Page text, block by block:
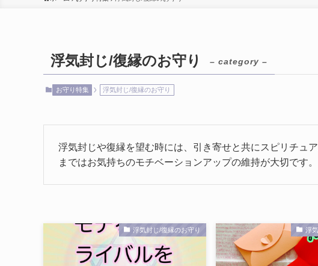
浮気封じ/復縁のお守り – category –
お守り特集 浮気封じ/復縁のお守り
浮気封じや復縁を望む時には、引き寄せと共にスピリチュ
まではお気持ちのモチベーションアップの維持が大切です。
浮気封じ/復縁のお守り 浮